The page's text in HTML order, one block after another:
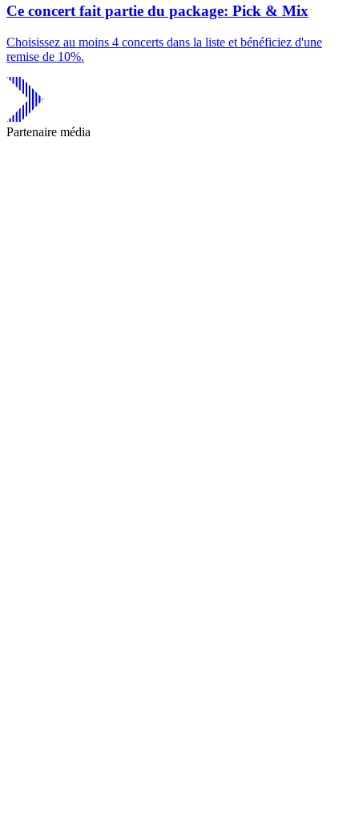
Ce concert fait partie du package: Pick & Mix
Choisissez au moins 4 concerts dans la liste et bénéficiez d'une
remise de 10%.
Partenaire média